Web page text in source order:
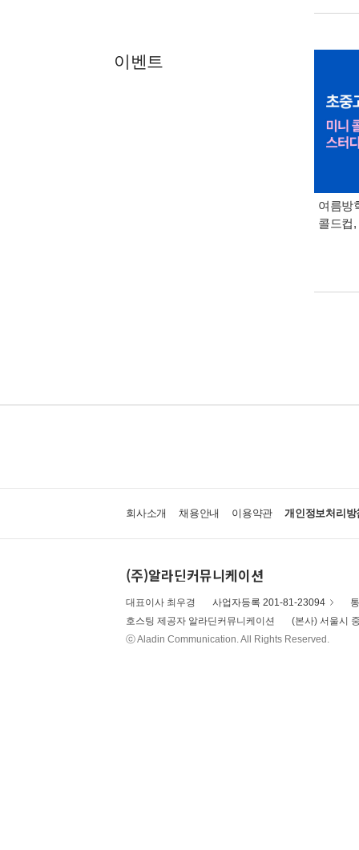
이벤트
여름방
콜드컵
회사소개 채용안내 이용약관 개인정보처리방
(주)알라딘커뮤니케이션
대표이사 최우경 사업자등록 201-81-23094
호스팅 제공자 알라딘커뮤니케이션
(본사) 서울시
ⓒ Aladin Communication. All Rights Reserved.